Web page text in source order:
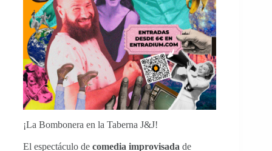
¡La Bombonera en la Taberna J&J!
El espectáculo de comedia improvisada de